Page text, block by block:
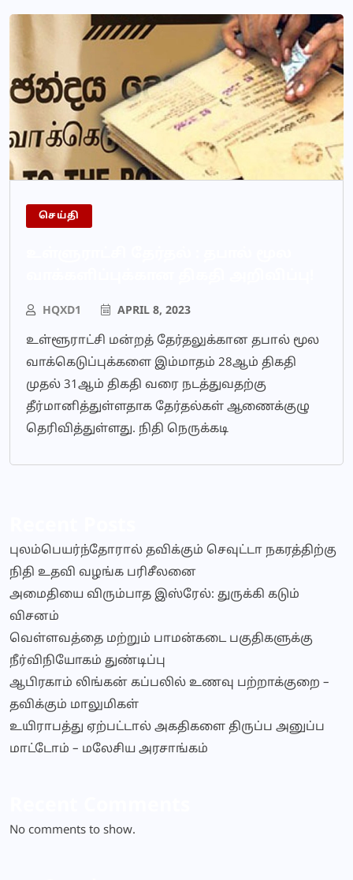
செய்தி
HQXD1 APRIL 8, 2023
உள்ளூராட்சி மன்றத் தேர்தலுக்கான தபால் மூல
வாக்கெடுப்புக்களை இம்மாதம் 28ஆம் திகதி
முதல் 31ஆம் திகதி வரை நடத்துவதற்கு
தீர்மானித்துள்ளதாக தேர்தல்கள் ஆணைக்குழு
தெரிவித்துள்ளது. நிதி நெருக்கடி
புலம்பெயர்ந்தோரால் தவிக்கும் செவுட்டா நகரத்திற்கு
நிதி உதவி வழங்க பரிசீலனை
அமைதியை விரும்பாத இஸ்ரேல்: துருக்கி கடும்
விசனம்
வெள்ளவத்தை மற்றும் பாமன்கடை பகுதிகளுக்கு
நீர்விநியோகம் துண்டிப்பு
ஆபிரகாம் லிங்கன் கப்பலில் உணவு பற்றாக்குறை –
தவிக்கும் மாலுமிகள்
உயிராபத்து ஏற்பட்டால் அகதிகளை திருப்ப அனுப்ப
மாட்டோம் – மலேசிய அரசாங்கம்
No comments to show.